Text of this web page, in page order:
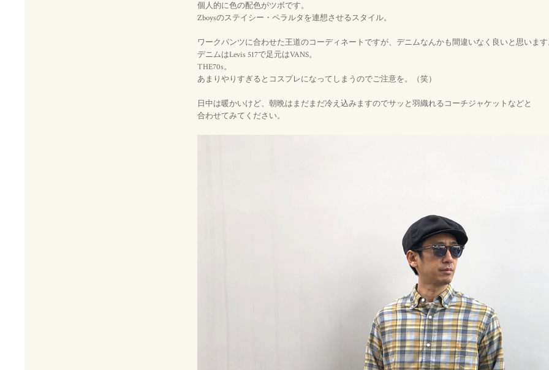
個人的に色の配色がツボです。
Zboysのステイシー・ペラルタを連想させるスタイル。
ワークパンツに合わせた王道のコーディネートですが、デニムなんかも間違いなく良いと思いま
デニムはLevis 517で足元はVANS。
THE70s。
あまりやりすぎるとコスプレになってしまうのでご注意を。（笑）
日中は暖かいけど、朝晩はまだまだ冷え込みますのでサッと羽織れるコーチジャケットなどと
合わせてみてください。